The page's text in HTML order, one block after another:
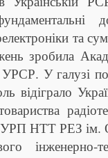
та
зробила
У галузі
відіграло
УРП НТТ РЕЗ
інженерно-